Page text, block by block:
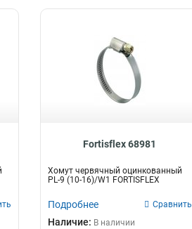
Fortisflex 68981
Хомут червячный оцинкованный
PL-9 (10-16)/W1 FORTISFLEX
Подробнее Сравнить
Наличие: В наличии